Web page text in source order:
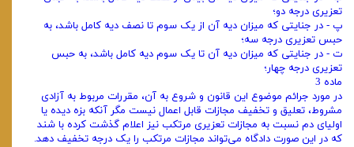
تعزیری درجه دو؛
پ - در جنایتی که میزان دیه آن از یک سوم تا نصف دیه کامل باشد، به
حبس تعزیری درجه سه؛
ت - در جنایتی که میزان دیه آن تا یک سوم دیه کامل باشد، به حبس
تعزیری درجه چهار؛
ماده 3
در مورد جرائم موضوع این قانون و شروع به آن، مقررات مربوط به آزادی
مشروط، تعلیق و تخفیف مجازات قابل اعمال نیست مگر آنکه بزه دیده یا
اولیای دم نسبت به مجازات تعزیری مرتکب نیز اعلام گذشت کرده با شند
که در این صورت دادگاه می‌تواند مجازات مرتکب را یک درجه تخفیف دهد.